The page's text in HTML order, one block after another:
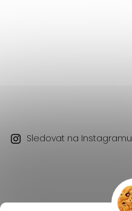
Sledovat na Instagramu